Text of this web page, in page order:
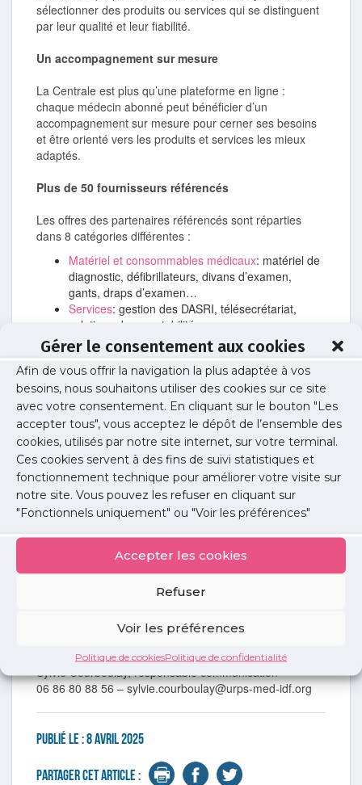
Gérer le consentement aux cookies
Afin de vous offrir la navigation la plus adaptée à vos
besoins, nous souhaitons utiliser des cookies sur ce site
avec votre consentement. En cliquant sur le bouton "Les
accepter tous", vous acceptez le dépôt de l’ensemble des
cookies, utilisés par notre site internet, sur votre terminal.
Ces cookies servent à des fins de suivi statistiques et
fonctionnement technique pour améliorer votre visite sur
notre site. Vous pouvez les refuser en cliquant sur
"Fonctionnels uniquement" ou "Voir les préférences"
Accepter les cookies
Refuser
Voir les préférences
Politique de cookiesPolitique de confidentialité
sélectionner des produits ou services qui se distinguent
par leur qualité et leur fiabilité.
Un accompagnement sur mesure
La Centrale est plus qu’une plateforme en ligne :
chaque médecin abonné peut bénéficier d’un
accompagnement sur mesure pour cerner ses besoins
et être orienté vers les produits et services les mieux
adaptés.
Plus de 50 fournisseurs référencés
Les offres des partenaires référencés sont réparties
dans 8 catégories différentes :
Matériel et consommables médicaux: matériel de
diagnostic, défibrillateurs, divans d’examen,
gants, draps d’examen…
Services: gestion des DASRI, télésecrétariat,
solutions de comptabilité…
Fournitures de bureau, mobilier et
électroménager: papeterie, mobilier de bureau …
Informatique et système d’information: logiciel
métier, agenda en ligne, matériel informatique,
assistance, gestion de l’e-réputation…
Ressources humaines: groupement
d’employeurs, formations pour assistant médical,
externalisation des paies…
Banques et assurances
: prévoyance, banque…
Loisirs: sports, cinéma, parcs d’attraction,
presse, vacances…
Véhicules: achat en concession, location longue
durée…
Site de la Centrale :https://mon.urps-med-
idf.org/accueil-la-centrale
Sylvie Courboulay, responsable communication
06 86 80 88 56 – sylvie.courboulay@urps-med-idf.org
Publié le :8 avril 2025
Partager cet article :